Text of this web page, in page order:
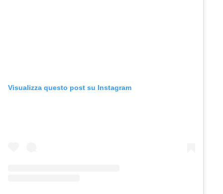
Visualizza questo post su Instagram